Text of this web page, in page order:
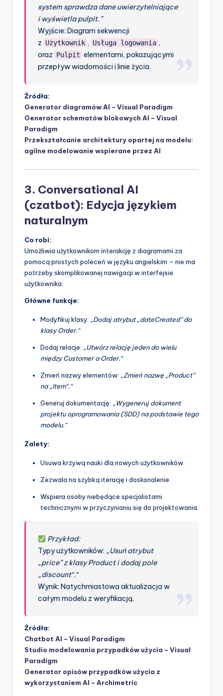
system sprawdza dane uwierzytelniające
i wyświetla pulpit.”
Wyjście: Diagram sekwencji
z Użytkownik , Usługa logowania ,
oraz Pulpit elementami, pokazującymi
przepływ wiadomości i linie życia.
Źródła:
Generator diagramów AI – Visual Paradigm
Generator schematów blokowych AI – Visual
Paradigm
Przekształcanie architektury opartej na modelu:
agilne modelowanie wspierane przez AI
3. Conversational AI
(czatbot): Edycja językiem
naturalnym
Co robi:
Umożliwia użytkownikom interakcję z diagramami za
pomocą prostych poleceń w języku angielskim – nie ma
potrzeby skomplikowanej nawigacji w interfejsie
użytkownika.
Główne funkcje:
Modyfikuj klasy: „Dodaj atrybut „dateCreated” do
klasy Order.“
Dodaj relacje: „Utwórz relację jeden do wielu
między Customer a Order.“
Zmień nazwy elementów: „Zmień nazwę „Product”
na „Item“.“
Generuj dokumentację: „Wygeneruj dokument
projektu oprogramowania (SDD) na podstawie tego
modelu.“
Zalety:
Usuwa krzywą nauki dla nowych użytkowników.
Zezwala na szybką iterację i doskonalenie.
Wspiera osoby niebędące specjalistami
technicznymi w przyczynianiu się do projektowania.
Przykład:
Typy użytkowników: „Usuń atrybut
„price” z klasy Product i dodaj pole
„discount“.“
Wynik: Natychmiastowa aktualizacja w
całym modelu z weryfikacją.
Źródła:
Chatbot AI – Visual Paradigm
Studio modelowania przypadków użycia – Visual
Paradigm
Generator opisów przypadków użycia z
wykorzystaniem AI – Archimetric